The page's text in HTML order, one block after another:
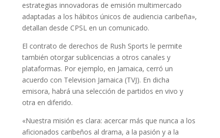
estrategias innovadoras de emisión multimercado
adaptadas a los hábitos únicos de audiencia caribeña»,
detallan desde CPSL en un comunicado.
El contrato de derechos de Rush Sports le permite
también otorgar sublicencias a otros canales y
plataformas. Por ejemplo, en Jamaica, cerró un
acuerdo con Television Jamaica (TVJ). En dicha
emisora, habrá una selección de partidos en vivo y
otra en diferido.
«Nuestra misión es clara: acercar más que nunca a los
aficionados caribeños al drama, a la pasión y a la